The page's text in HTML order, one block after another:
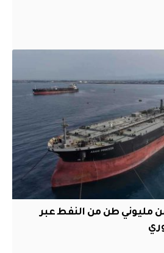
مليوني طن من النفط عبر